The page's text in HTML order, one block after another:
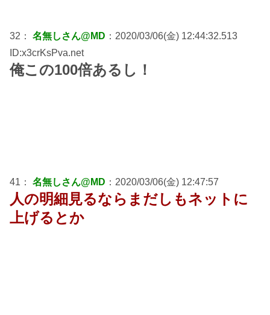
32： 名無しさん@MD ：2020/03/06(金) 12:44:32.513
ID:x3crKsPva.net
俺この100倍あるし！
41： 名無しさん@MD ：2020/03/06(金) 12:47:57
人の明細見るならまだしもネットに
上げるとか